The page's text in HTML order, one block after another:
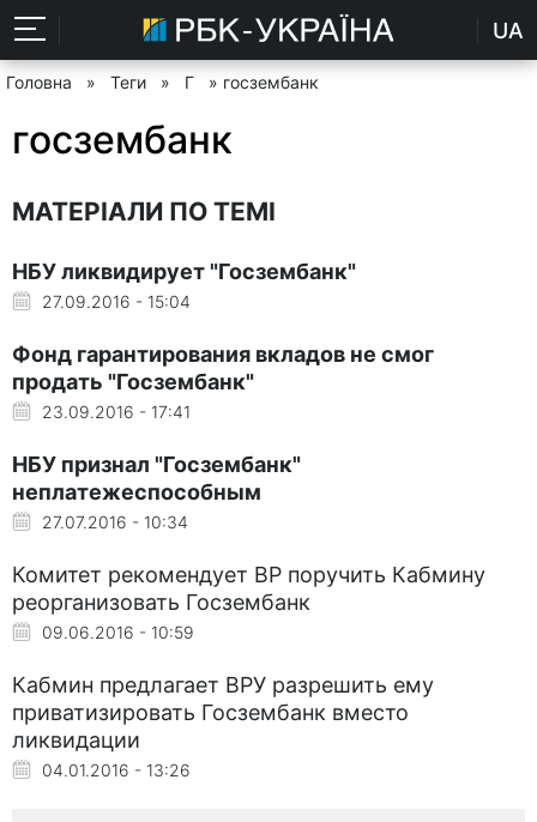
UA
Головна » Теги » Г » госзембанк
госзембанк
МАТЕРІАЛИ ПО ТЕМІ
НБУ ликвидирует "Госзембанк"
27.09.2016 - 15:04
Фонд гарантирования вкладов не смог
продать "Госзембанк"
23.09.2016 - 17:41
НБУ признал "Госзембанк"
неплатежеспособным
27.07.2016 - 10:34
Комитет рекомендует ВР поручить Кабмину
реорганизовать Госзембанк
09.06.2016 - 10:59
Кабмин предлагает ВРУ разрешить ему
приватизировать Госзембанк вместо
ликвидации
04.01.2016 - 13:26